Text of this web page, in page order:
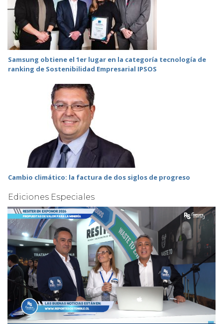
Samsung obtiene el 1er lugar en la categoría tecnología de
ranking de Sostenibilidad Empresarial IPSOS
Cambio climático: la factura de dos siglos de progreso
Ediciones Especiales